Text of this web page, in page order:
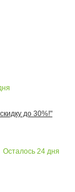
до 30%!"
Осталось 24 дня